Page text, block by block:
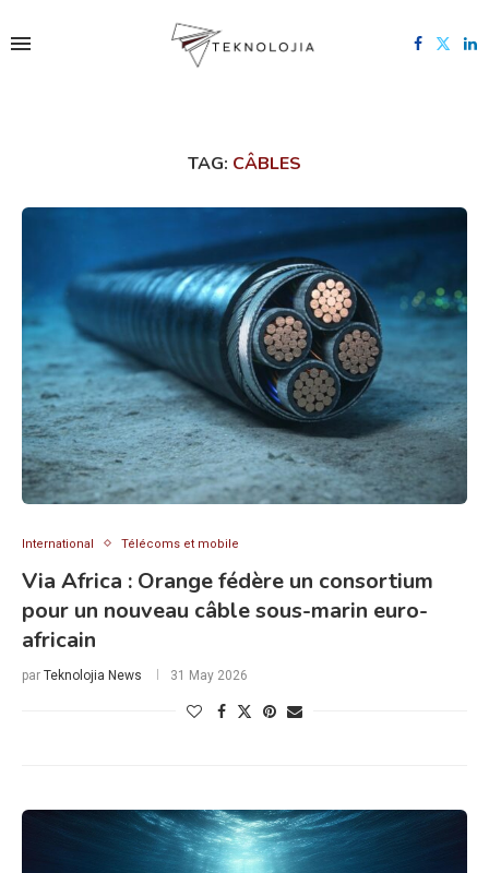
TAG: CÂBLES
International Télécoms et mobile
Via Africa : Orange fédère un consortium
pour un nouveau câble sous-marin euro-
africain
par Teknolojia News 31 May 2026